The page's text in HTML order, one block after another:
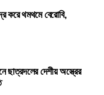
করে থমথমে বেরোবি,
ছাত্রদলের দেশীয় অস্ত্রের